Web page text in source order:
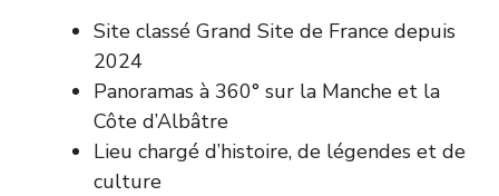
Site classé Grand Site de France depuis
2024
Panoramas à 360° sur la Manche et la
Côte d’Albâtre
Lieu chargé d’histoire, de légendes et de
culture